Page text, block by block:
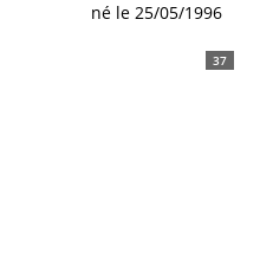
né le 25/05/1996
37